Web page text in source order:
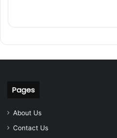
Pages
About Us
Contact Us